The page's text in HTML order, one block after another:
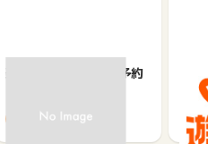
楽天ぐるなびネット予約
80